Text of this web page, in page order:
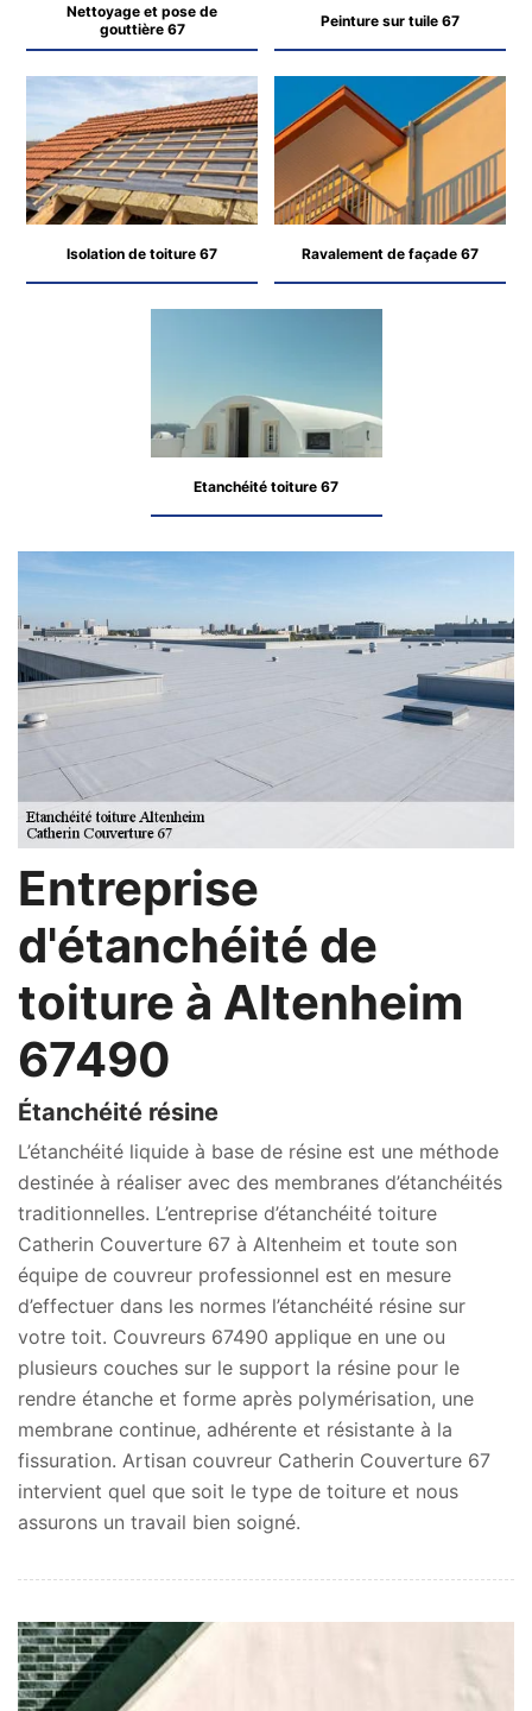
Nettoyage et pose de
gouttière 67
Peinture sur tuile 67
Isolation de toiture 67 Ravalement de façade 67
Etanchéité toiture 67
Entreprise
d'étanchéité de
toiture à Altenheim
67490
Étanchéité résine
L’étanchéité liquide à base de résine est une méthode
destinée à réaliser avec des membranes d’étanchéités
traditionnelles. L’entreprise d’étanchéité toiture
Catherin Couverture 67 à Altenheim et toute son
équipe de couvreur professionnel est en mesure
d’effectuer dans les normes l’étanchéité résine sur
votre toit. Couvreurs 67490 applique en une ou
plusieurs couches sur le support la résine pour le
rendre étanche et forme après polymérisation, une
membrane continue, adhérente et résistante à la
fissuration. Artisan couvreur Catherin Couverture 67
intervient quel que soit le type de toiture et nous
assurons un travail bien soigné.